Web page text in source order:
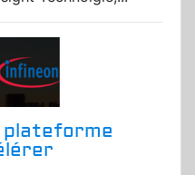
plateforme